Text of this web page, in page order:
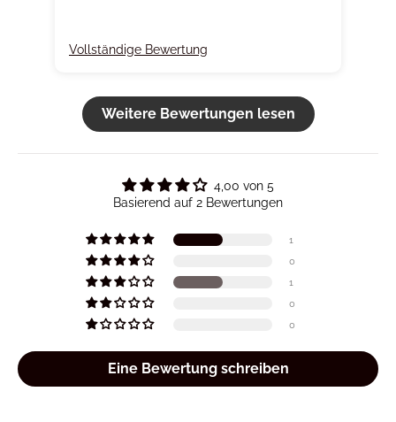
Vollständige Bewertung
Weitere Bewertungen lesen
4,00 von 5
Basierend auf 2 Bewertungen
1
0
1
0
0
Eine Bewertung schreiben